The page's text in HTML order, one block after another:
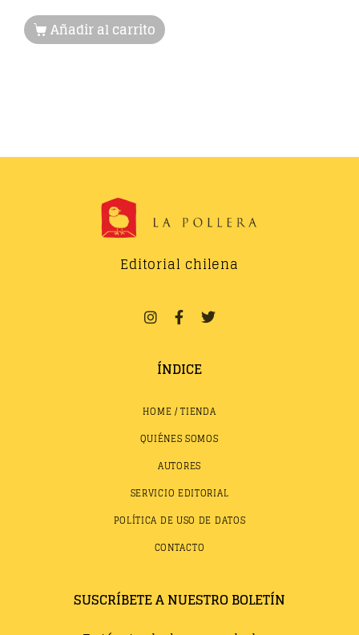
Añadir al carrito
Editorial chilena
ÍNDICE
HOME / TIENDA
QUIÉNES SOMOS
AUTORES
SERVICIO EDITORIAL
POLÍTICA DE USO DE DATOS
CONTACTO
SUSCRÍBETE A NUESTRO BOLETÍN